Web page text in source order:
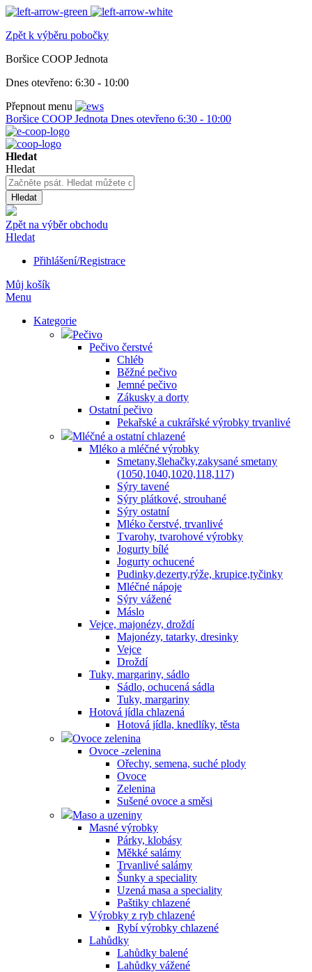
Zpět k výběru pobočky
Boršice COOP Jednota
Dnes otevřeno: 6:30 - 10:00
Přepnout menu
Boršice COOP Jednota Dnes otevřeno 6:30 - 10:00
Hledat
Hledat
Hledat
Zpět na výběr obchodu
Hledat
Přihlášení/Registrace
Můj košík
Menu
Kategorie
Pečivo
Pečivo čerstvé
Chléb
Běžné pečivo
Jemné pečivo
Zákusky a dorty
Ostatní pečivo
Pekařské a cukrářské výrobky trvanlivé
Mléčné a ostatní chlazené
Mléko a mléčné výrobky
Smetany,šlehačky,zakysané smetany
(1050,1040,1020,118,117)
Sýry tavené
Sýry plátkové, strouhané
Sýry ostatní
Mléko čerstvé, trvanlivé
Tvarohy, tvarohové výrobky
Jogurty bílé
Jogurty ochucené
Pudinky,dezerty,rýže, krupice,tyčinky
Mléčné nápoje
Sýry vážené
Máslo
Vejce, majonézy, droždí
Majonézy, tatarky, dresinky
Vejce
Droždí
Tuky, margariny, sádlo
Sádlo, ochucená sádla
Tuky, margariny
Hotová jídla chlazená
Hotová jídla, knedlíky, těsta
Ovoce zelenina
Ovoce -zelenina
Ořechy, semena, suché plody
Ovoce
Zelenina
Sušené ovoce a směsi
Maso a uzeniny
Masné výrobky
Párky, klobásy
Měkké salámy
Trvanlivé salámy
Šunky a speciality
Uzená masa a speciality
Paštiky chlazené
Výrobky z ryb chlazené
Rybí výrobky chlazené
Lahůdky
Lahůdky balené
Lahůdky vážené